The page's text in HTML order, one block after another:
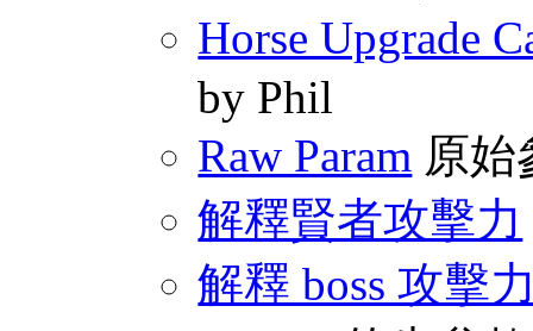
Horse Upgrade
by Phil
Raw Param 原始
解釋賢者攻擊力
解釋 boss 攻擊